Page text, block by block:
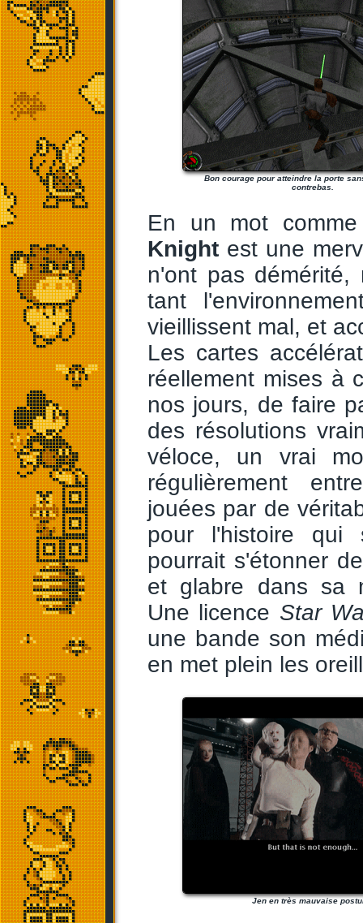
Bon courage pour atteindre la porte
contrebas.
En un mot
Knight est une
n'ont pas démérité,
tant
vieillissent mal, et
Les cartes
réellement mises à
nos jours, de faire
des résolutions
véloce, un vrai
régulièrement
jouées par de
pour l'histoire qui
pourrait s'étonner
et glabre dans sa
Une licence Star
une bande son
en met plein les
Jen en très mauvaise